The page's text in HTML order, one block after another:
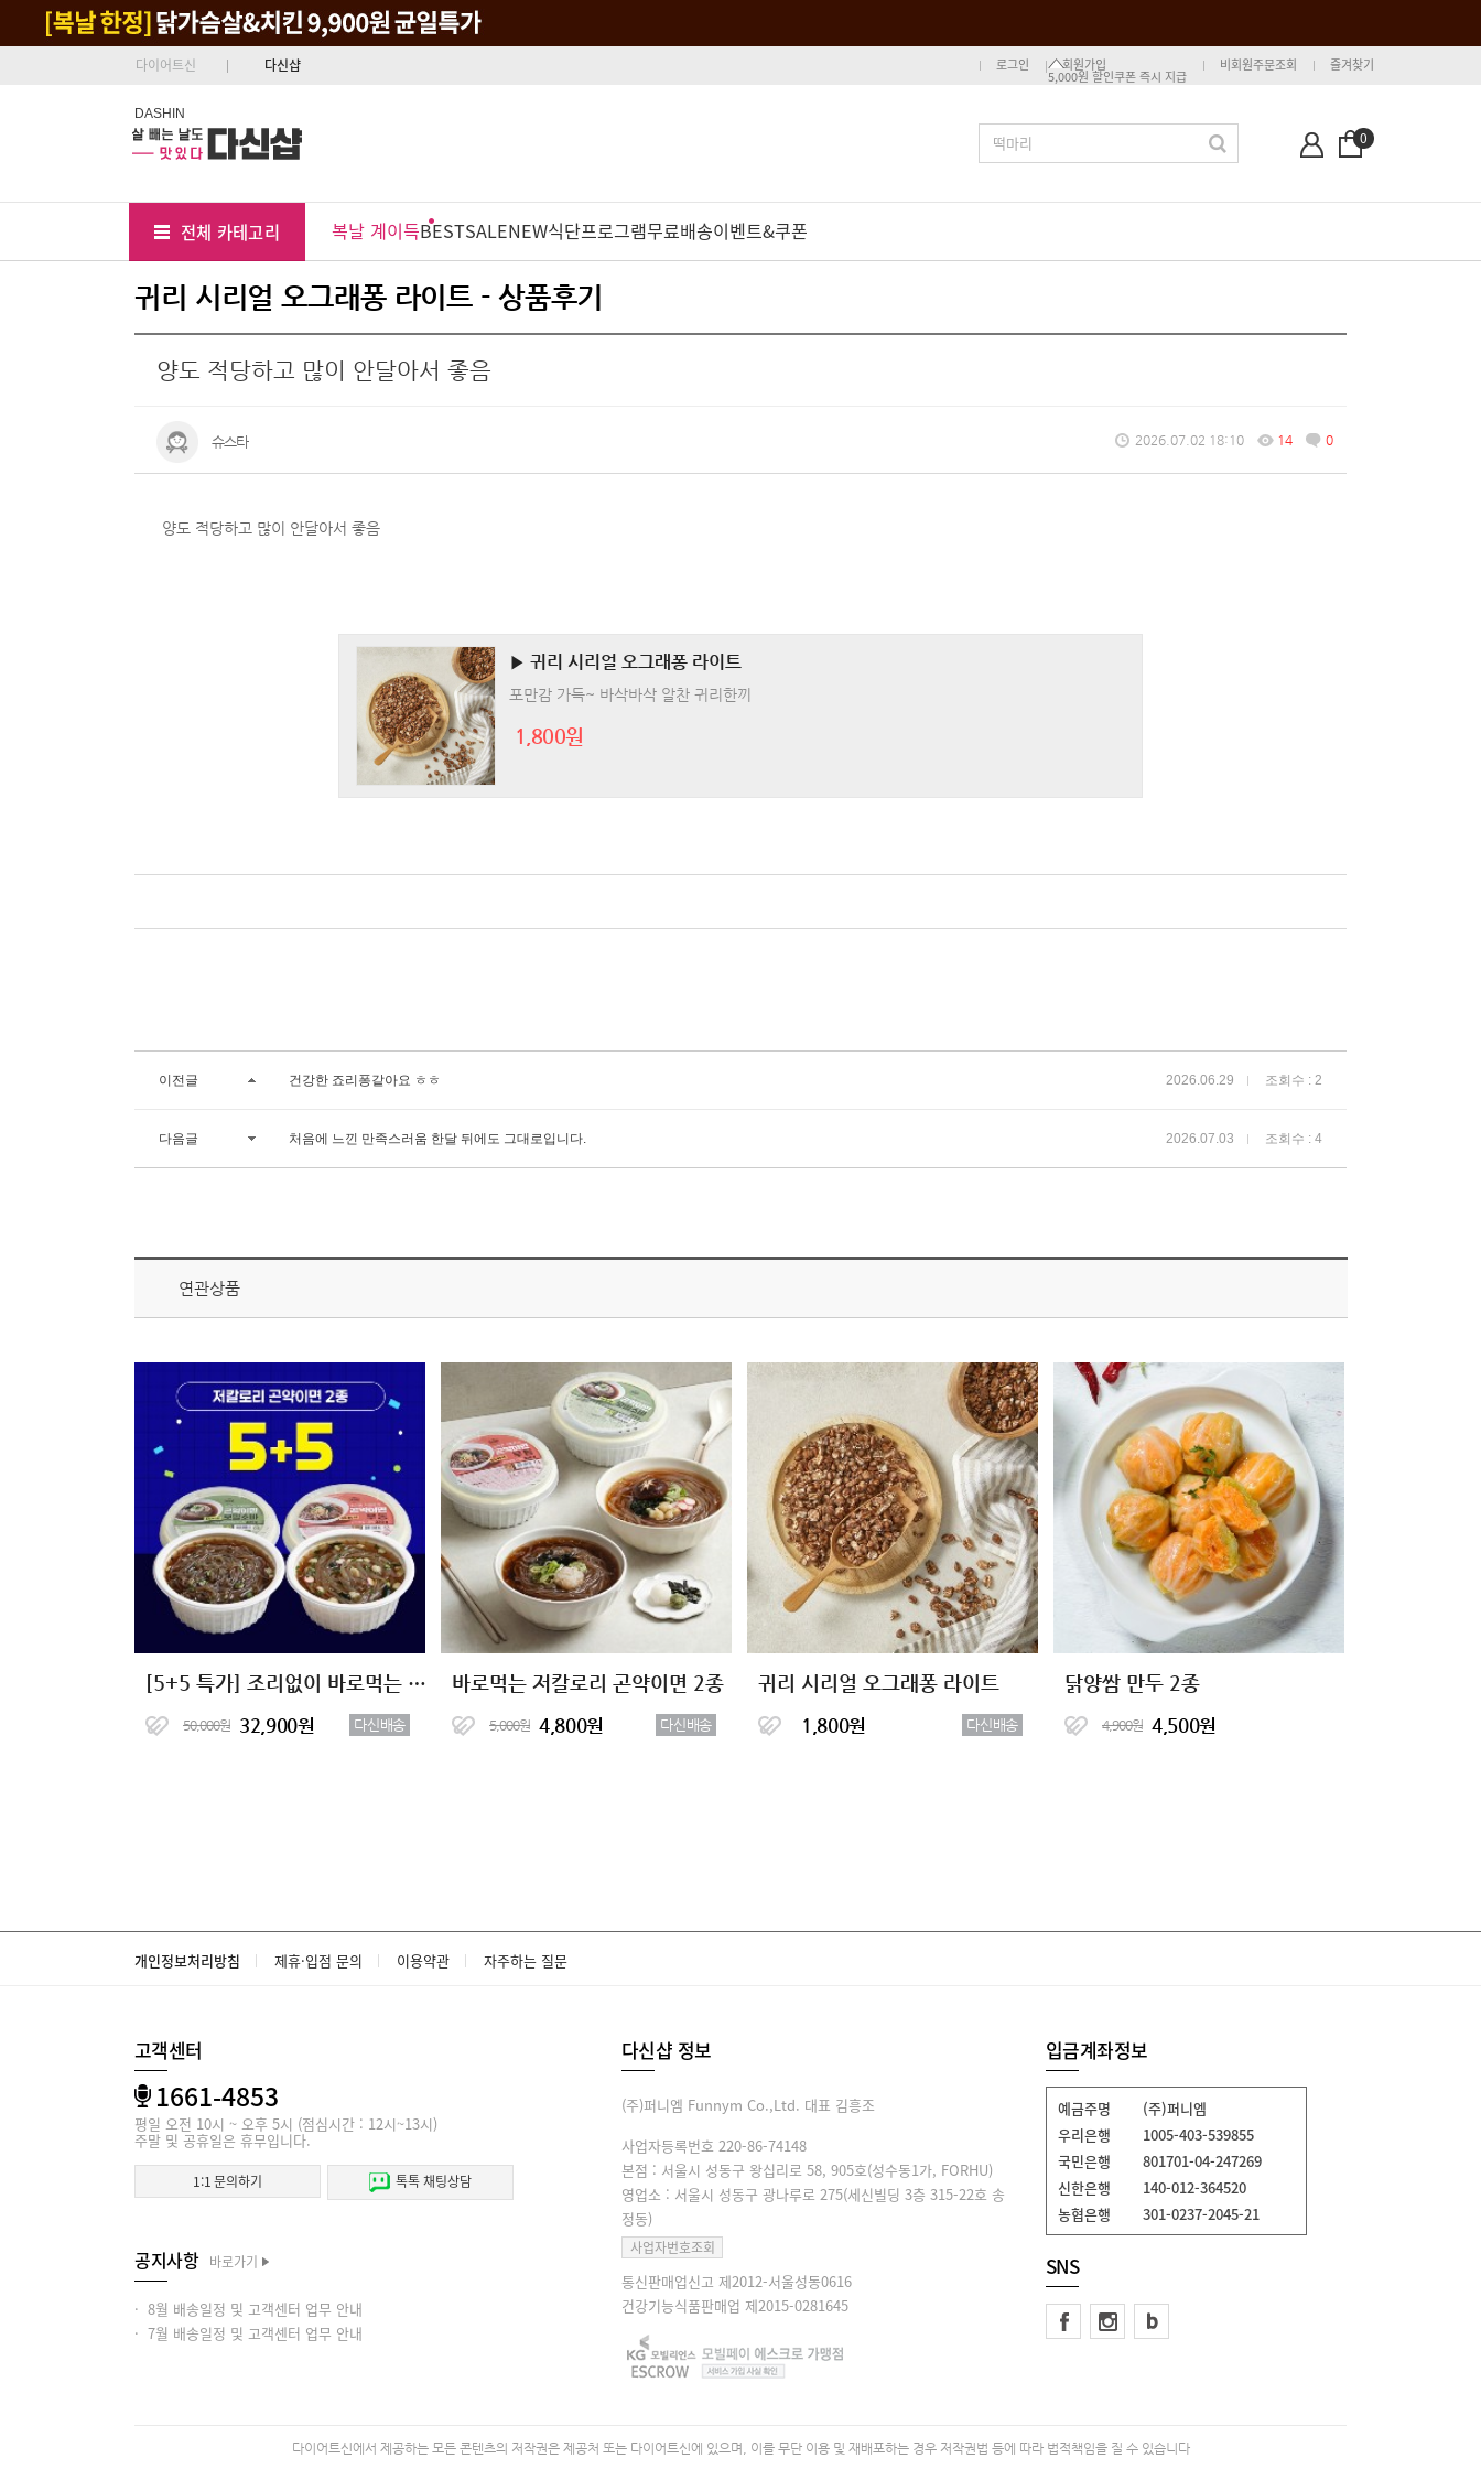
다이어트신 다신샵 로그인 회원가입
5,000원 할인쿠폰 즉시 지급
비회원주문조회 즐겨찾기
DASHIN
0
전체 카테고리 복날 계이득BESTSALENEW식단프로그램무료배송이벤트&쿠폰
귀리 시리얼 오그래퐁 라이트 - 상품후기
양도 적당하고 많이 안달아서 좋음
슈스타 2026.07.02 18:10 14 0
양도 적당하고 많이 안달아서 좋음
▶ 귀리 시리얼 오그래퐁 라이트
포만감 가득~ 바삭바삭 알찬 귀리한끼
1,800원
이전글 건강한 죠리퐁같아요 ㅎㅎ 2026.06.29 조회수 : 2
다음글 처음에 느낀 만족스러움 한달 뒤에도 그대로입니다. 2026.07.03 조회수 : 4
연관상품
[5+5 특가] 조리없이 바로먹는 저칼로리 곤약이면 2종 (총10팩)
50,000원 32,900원 다신배송
바로먹는 저칼로리 곤약이면 2종
5,000원 4,800원 다신배송
귀리 시리얼 오그래퐁 라이트
1,800원 다신배송
닭양쌈 만두 2종
4,900원 4,500원
개인정보처리방침 제휴·입점 문의 이용약관 자주하는 질문
고객센터
1661-4853
평일 오전 10시 ~ 오후 5시 (점심시간 : 12시~13시)
주말 및 공휴일은 휴무입니다.
1:1 문의하기 톡톡 채팅상담
공지사항 바로가기
· 8월 배송일정 및 고객센터 업무 안내
· 7월 배송일정 및 고객센터 업무 안내
다신샵 정보
(주)퍼니엠 Funnym Co.,Ltd. 대표 김흥조
사업자등록번호 220-86-74148
본점 : 서울시 성동구 왕십리로 58, 905호(성수동1가, FORHU)
영업소 : 서울시 성동구 광나루로 275(세신빌딩 3층 315-22호 송
정동)
사업자번호조회
통신판매업신고 제2012-서울성동0616
건강기능식품판매업 제2015-0281645
입금계좌정보
예금주명
(주)퍼니엠
우리은행
1005-403-539855
국민은행
801701-04-247269
신한은행
140-012-364520
농협은행
301-0237-2045-21
SNS
다이어트신에서 제공하는 모든 콘텐츠의 저작권은 제공처 또는 다이어트신에 있으며, 이를 무단 이용 및 재배포하는 경우 저작권법 등에 따라 법적책임을 질 수 있습니다